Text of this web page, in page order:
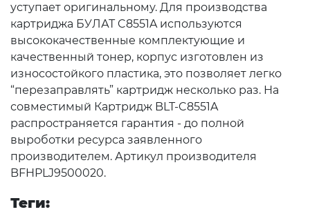
уступает оригинальному. Для производства
картриджа БУЛАТ C8551A используются
высококачественные комплектующие и
качественный тонер, корпус изготовлен из
износостойкого пластика, это позволяет легко
“перезаправлять” картридж несколько раз. На
совместимый Картридж BLT-C8551A
распространяется гарантия - до полной
выроботки ресурса заявленного
производителем. Артикул производителя
BFHPLJ9500020.
Теги: